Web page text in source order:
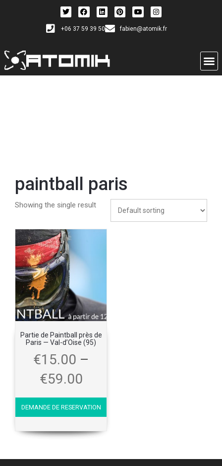
+06 37 59 39 50 fabien@atomik.fr
paintball paris
Showing the single result
Partie de Paintball près de
Paris — Val-d’Oise (95)
€15.00 –
€59.00
DEMANDE DE RESERVATION